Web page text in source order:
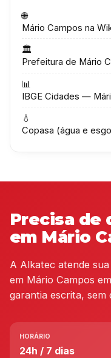
🌐
Mário Campos na
🏛️
Prefeitura de Mário
📊
IBGE Cidades —
💧
Copasa (água e
Precisa de
em Mário
A Alkatec atende
em Mário Campos
garantia escrita, sem
HORÁRIO
24h / 7 dias